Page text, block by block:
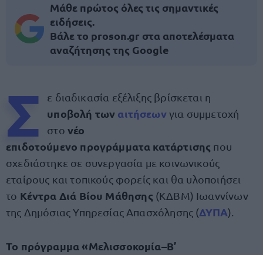
Μάθε πρώτος όλες τις σημαντικές
ειδήσεις.
Βάλε το proson.gr στα αποτελέσματα
αναζήτησης της Google
Σ ε διαδικασία εξέλιξης βρίσκεται η
υποβολή των αιτήσεωνγια συμμετοχή
στο νέο
επιδοτούμενο προγράμματα κατάρτισης που
σχεδιάστηκε σε συνεργασία με κοινωνικούς
εταίρους και τοπικούς φορείς και θα υλοποιήσει
το Κέντρα Διά Βίου Μάθησης (ΚΔΒΜ) Ιωαννίνων
της Δημόσιας Υπηρεσίας Απασχόλησης (ΔΥΠΑ).
Το πρόγραμμα «Μελισσοκομία–Β’